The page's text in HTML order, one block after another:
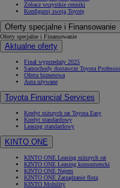
Zobacz wszystkie cenniki
Konfiguruj swoją Toyotę
Oferty specjalne i Finansowanie
Oferty specjalne i Finansowanie
Aktualne oferty
Finał wyprzedaży 2025
Samochody dostawcze Toyota
Oferta biznesowa
Auta używane
Toyota Financial Services
Kredyt niższych rat Toyota Easy
Kredyt standardowy
Leasing standardowy
KINTO ONE
KINTO ONE Leasing niższych rat
KINTO ONE Leasing konsumencki
KINTO ONE Najem
KINTO ONE Zarządzanie flotą
KINTO Mobility